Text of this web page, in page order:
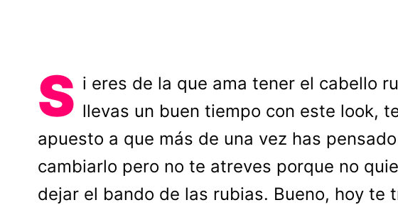
S i eres de la que ama tener el cabello
llevas un buen tiempo con este look,
apuesto a que más de una vez has
cambiarlo pero no te atreves porque no
dejar el bando de las rubias. Bueno, hoy te